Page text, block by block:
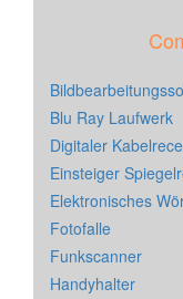
Blu Ray Laufwerk
Digitaler
Einsteiger
Elektronisches
Fotofalle
Funkscanner
Handyhalter